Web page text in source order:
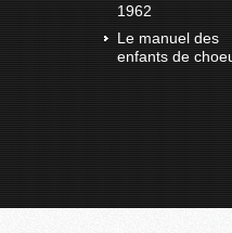
1962
Le manuel des
enfants de